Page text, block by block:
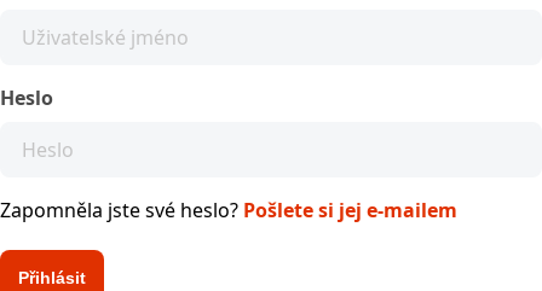
Heslo
Zapomněla jste své heslo? Pošlete si jej e-mailem